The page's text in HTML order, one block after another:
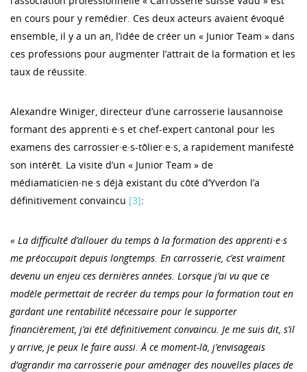
en cours pour y remédier. Ces deux acteurs avaient évoqué
ensemble, il y a un an, l’idée de créer un « Junior Team » dans
ces professions pour augmenter l’attrait de la formation et les
taux de réussite.
Alexandre Winiger, directeur d’une carrosserie lausannoise
formant des apprenti·e·s et chef-expert cantonal pour les
examens des carrossier·e·s-tôlier·e·s, a rapidement manifesté
son intérêt. La visite d’un « Junior Team » de
médiamaticien·ne·s déjà existant du côté d’Yverdon l’a
définitivement convaincu [3]:
« La difficulté d’allouer du temps à la formation des apprenti·e·s
me préoccupait depuis longtemps. En carrosserie, c’est vraiment
devenu un enjeu ces dernières années. Lorsque j’ai vu que ce
modèle permettait de recréer du temps pour la formation tout en
gardant une rentabilité nécessaire pour le supporter
financièrement, j’ai été définitivement convaincu. Je me suis dit, s’il
y arrive, je peux le faire aussi. À ce moment-là, j’envisageais
d’agrandir ma carrosserie pour aménager des nouvelles places de